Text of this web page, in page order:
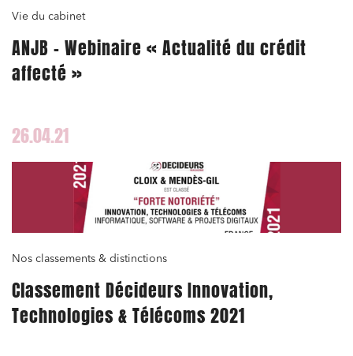
Vie du cabinet
ANJB – Webinaire « Actualité du crédit
affecté »
26.04.21
Nos classements & distinctions
Classement Décideurs Innovation,
Technologies & Télécoms 2021